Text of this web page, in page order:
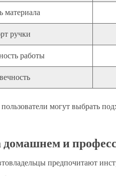
материала
ручки
работы
могут выбрать
и
предпочитают